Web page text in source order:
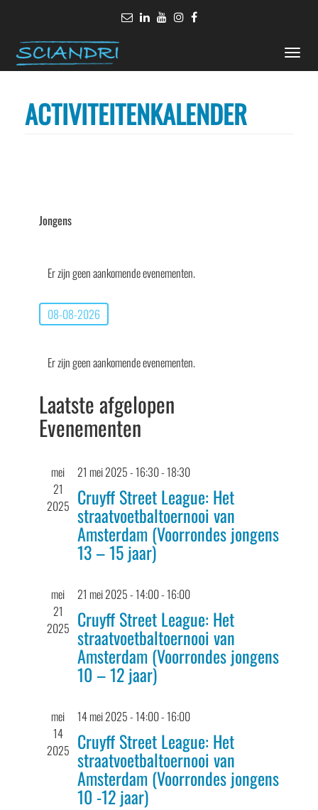
Toggle
ACTIVITEITENKALENDER
Jongens
Er zijn geen aankomende evenementen.
08-08-2026
een
datum.
van
Evenementen
Er zijn geen aankomende evenementen.
Laatste afgelopen
Evenementen
mei
21
2025
21 mei 2025 - 16:30-18:30
Cruyff Street League: Het
straatvoetbaltoernooi van
Amsterdam (Voorrondes jongens
13 – 15 jaar)
mei
21
2025
21 mei 2025 - 14:00-16:00
Cruyff Street League: Het
straatvoetbaltoernooi van
Amsterdam (Voorrondes jongens
10 – 12 jaar)
mei
14
2025
14 mei 2025 - 14:00-16:00
Cruyff Street League: Het
straatvoetbaltoernooi van
Amsterdam (Voorrondes jongens
10 -12 jaar)